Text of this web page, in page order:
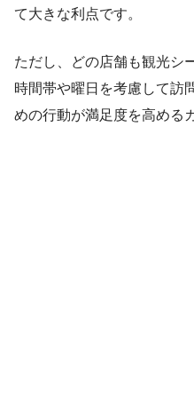
て大きな利点です。
ただし、どの店舗も観光シ
時間帯や曜日を考慮して訪
めの行動が満足度を高める